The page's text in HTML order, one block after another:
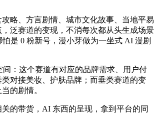
略、方言剧情、城市文化故事、当地平易
泛赛道的变现，不消每次都从头生成场景
是 0 粉新号，漫小芽做为一坐式 AI 漫剧
：这个赛道有对应的品牌需求、用户付
对接美妆、护肤品牌；而垂类赛道的变
的剧情。
的带货，AI 东西的呈现，拿到平台的同